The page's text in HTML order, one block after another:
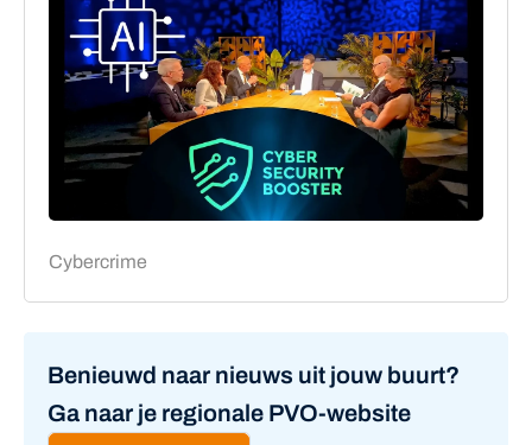
Cybercrime
Benieuwd naar nieuws uit jouw buurt?
Ga naar je regionale PVO-website